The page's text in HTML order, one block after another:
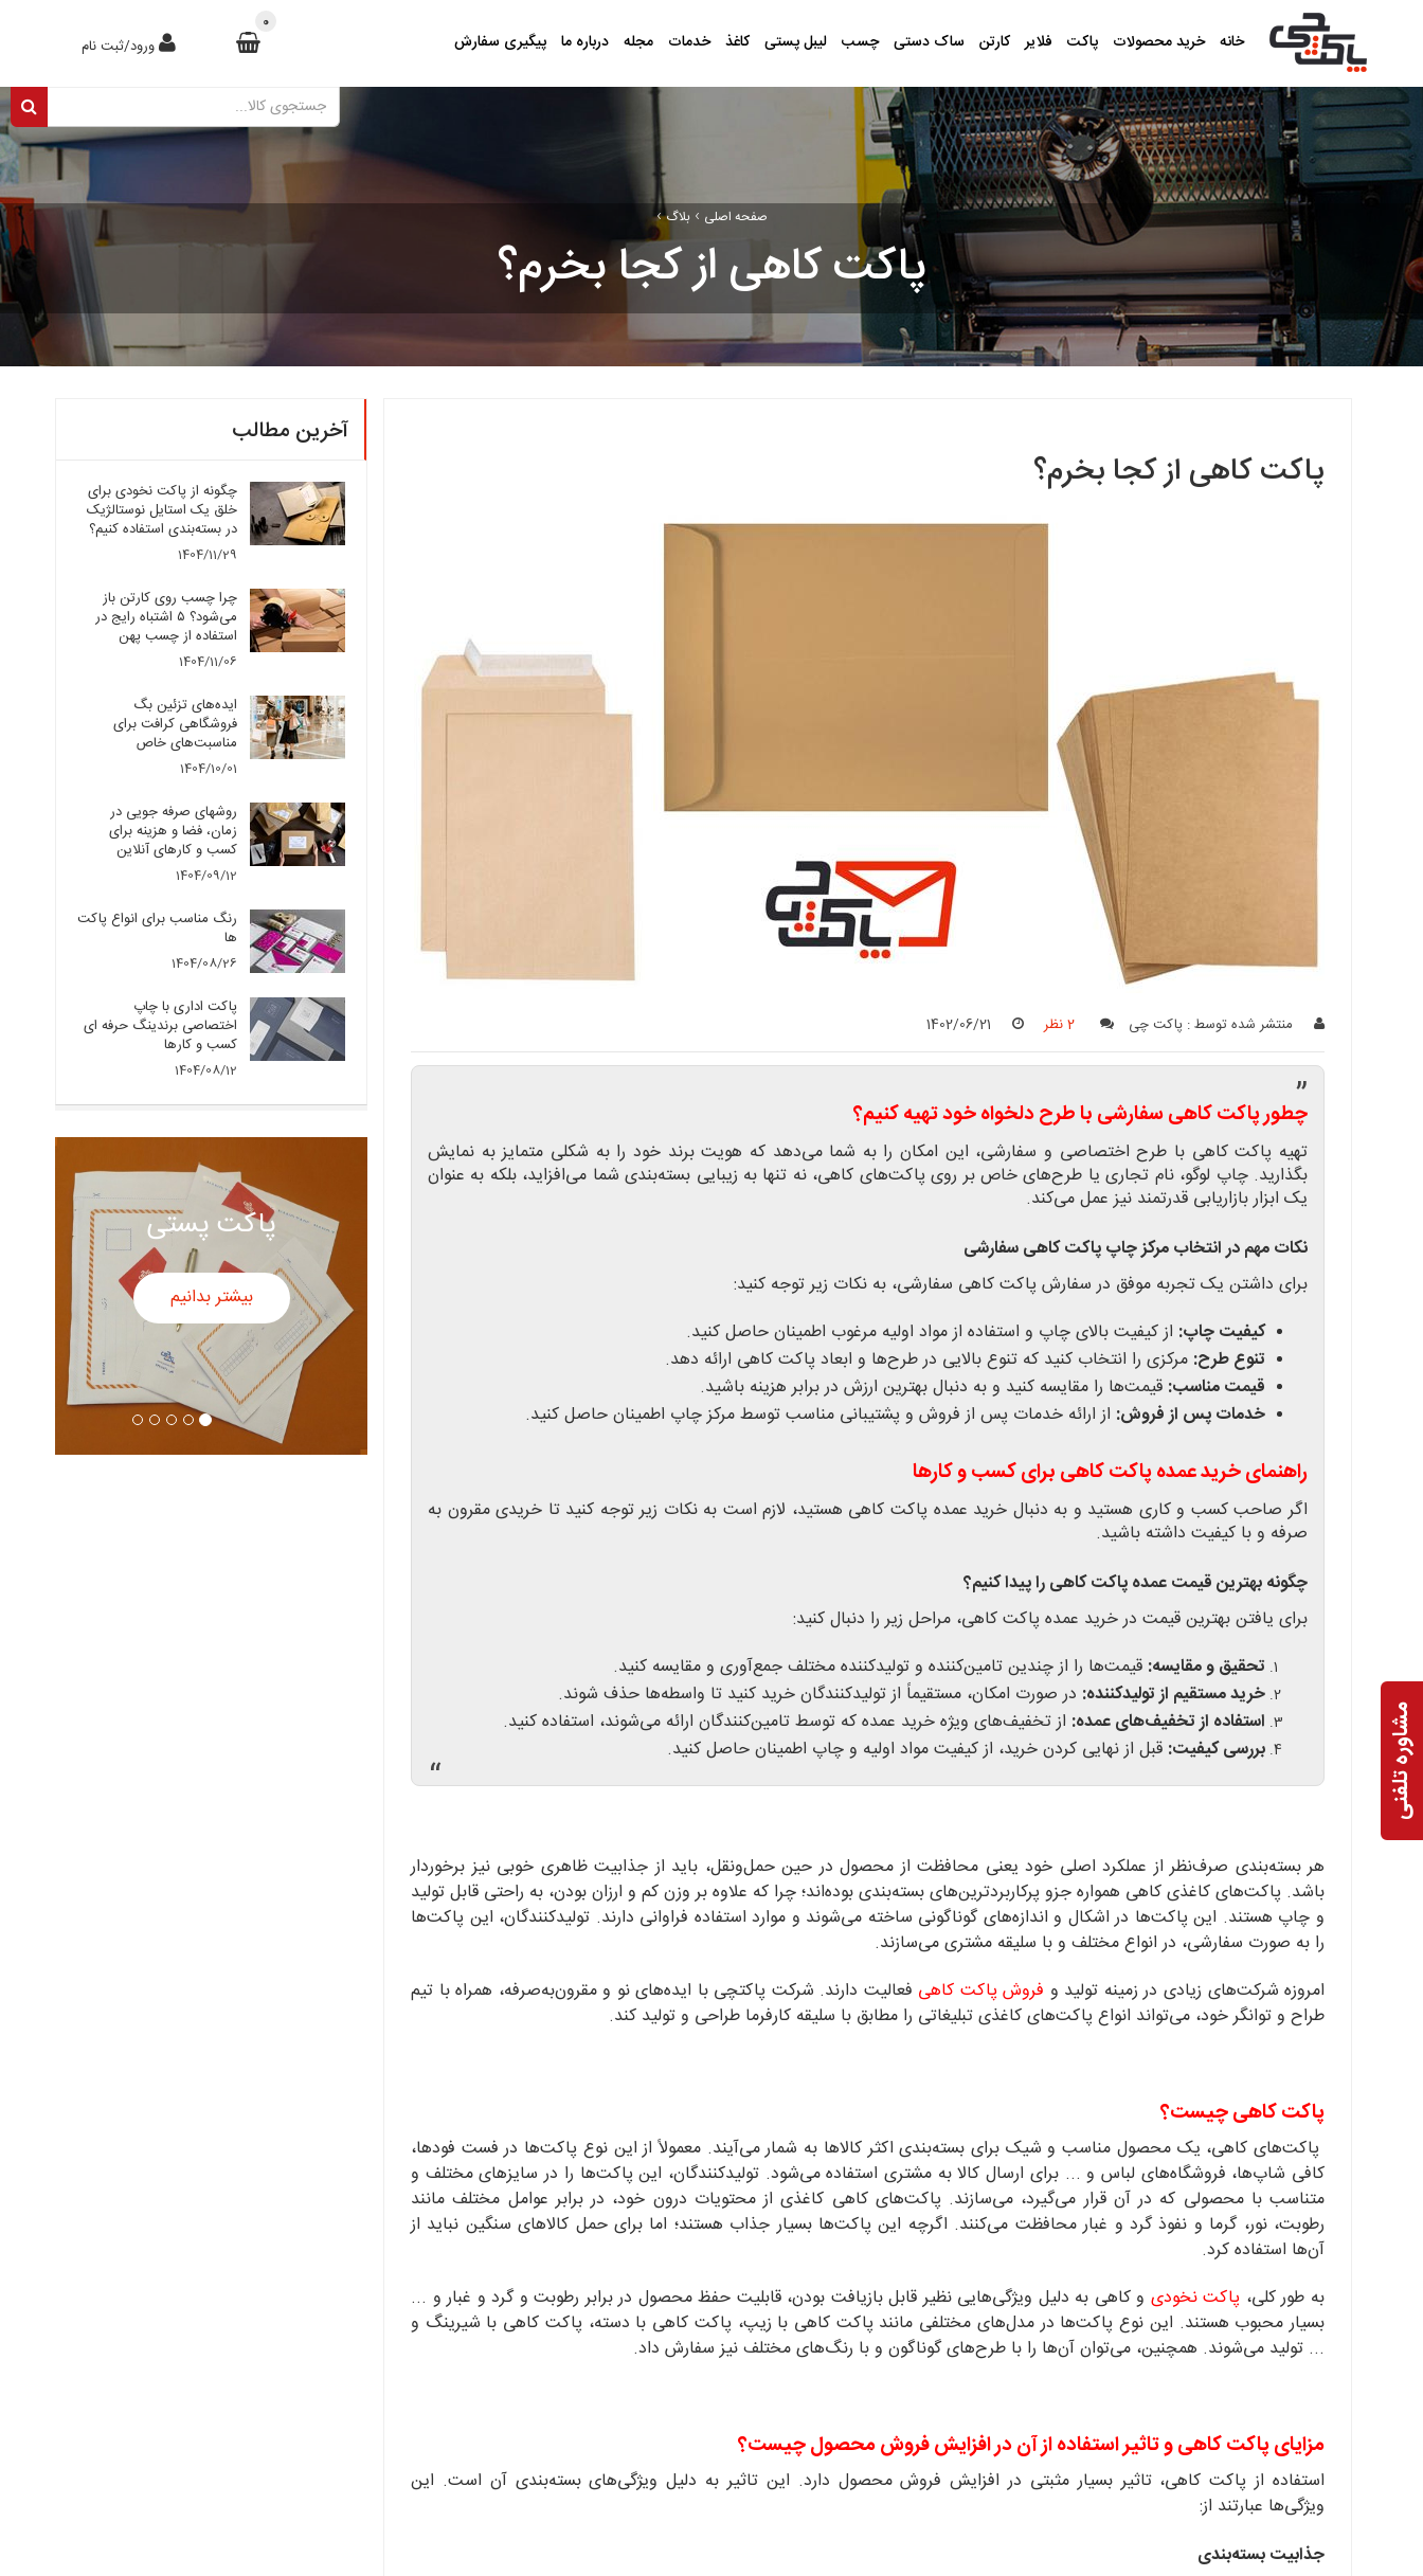
خانه خرید محصولات پاکت فلایر کارتن ساک دستی چسب لیبل پستی کاغذ خدمات مجله درباره ما پیگیری سفارش ورود/ثبت نام
0
صفحه اصلی › بلاگ ›
پاکت کاهی از کجا بخرم؟
پاکت کاهی از کجا بخرم؟
منتشر شده توسط : پاکت چی 2 نظر 1402/06/21
”
چطور پاکت کاهی سفارشی با طرح دلخواه خود تهیه کنیم؟
تهیه پاکت کاهی با طرح اختصاصی و سفارشی، این امکان را به شما می‌دهد که هویت برند خود را به شکلی متمایز به نمایش
بگذارید. چاپ لوگو، نام تجاری یا طرح‌های خاص بر روی پاکت‌های کاهی، نه تنها به زیبایی بسته‌بندی شما می‌افزاید، بلکه به عنوان
یک ابزار بازاریابی قدرتمند نیز عمل می‌کند.
نکات مهم در انتخاب مرکز چاپ پاکت کاهی سفارشی
برای داشتن یک تجربه موفق در سفارش پاکت کاهی سفارشی، به نکات زیر توجه کنید:
کیفیت چاپ: از کیفیت بالای چاپ و استفاده از مواد اولیه مرغوب اطمینان حاصل کنید.
تنوع طرح: مرکزی را انتخاب کنید که تنوع بالایی در طرح‌ها و ابعاد پاکت کاهی ارائه دهد.
قیمت مناسب: قیمت‌ها را مقایسه کنید و به دنبال بهترین ارزش در برابر هزینه باشید.
خدمات پس از فروش: از ارائه خدمات پس از فروش و پشتیبانی مناسب توسط مرکز چاپ اطمینان حاصل کنید.
راهنمای خرید عمده پاکت کاهی برای کسب و کارها
اگر صاحب کسب و کاری هستید و به دنبال خرید عمده پاکت کاهی هستید، لازم است به نکات زیر توجه کنید تا خریدی مقرون به
صرفه و با کیفیت داشته باشید.
چگونه بهترین قیمت عمده پاکت کاهی را پیدا کنیم؟
برای یافتن بهترین قیمت در خرید عمده پاکت کاهی، مراحل زیر را دنبال کنید:
تحقیق و مقایسه: قیمت‌ها را از چندین تامین‌کننده و تولیدکننده مختلف جمع‌آوری و مقایسه کنید.
خرید مستقیم از تولیدکننده: در صورت امکان، مستقیماً از تولیدکنندگان خرید کنید تا واسطه‌ها حذف شوند.
استفاده از تخفیف‌های عمده: از تخفیف‌های ویژه خرید عمده که توسط تامین‌کنندگان ارائه می‌شوند، استفاده کنید.
بررسی کیفیت: قبل از نهایی کردن خرید، از کیفیت مواد اولیه و چاپ اطمینان حاصل کنید.
“
هر بسته‌بندی صرف‌نظر از عملکرد اصلی خود یعنی محافظت از محصول در حین حمل‌ونقل، باید از جذابیت ظاهری خوبی نیز برخوردار
باشد. پاکت‌های کاغذی کاهی همواره جزو پرکاربرد‌ترین‌های بسته‌بندی بوده‌اند؛ چرا که علاوه بر وزن کم و ارزان بودن، به راحتی قابل تولید
و چاپ هستند. این پاکت‌ها در اشکال و اندازه‌های گوناگونی ساخته می‌شوند و موارد استفاده فراوانی دارند. تولیدکنندگان، این پاکت‌ها
را به صورت سفارشی، در انواع مختلف و با سلیقه مشتری می‌سازند.
امروزه شرکت‌های زیادی در زمینه تولید و فروش پاکت کاهی فعالیت دارند. شرکت پاکتچی با ایده‌های نو و مقرون‌به‌صرفه، همراه با تیم
طراح و توانگر خود، می‌تواند انواع پاکت‌های کاغذی تبلیغاتی را مطابق با سلیقه کارفرما طراحی و تولید کند.
پاکت کاهی چیست؟
پاکت‌های کاهی، یک محصول مناسب و شیک برای بسته‌بندی اکثر کالاها به شمار می‌آیند. معمولاً از این نوع پاکت‌ها در فست‌ فود‌ها،
کافی شاپ‌ها، فروشگاه‌های لباس و ... برای ارسال کالا به مشتری استفاده می‌شود. تولید‌کنندگان، این پاکت‌ها را در سایزهای مختلف و
متناسب با محصولی که در آن قرار می‌گیرد، می‌سازند. پاکت‌های کاهی کاغذی از محتویات درون خود، در برابر عوامل مختلف مانند
رطوبت، نور، گرما و نفوذ گرد و غبار محافظت می‌کنند. اگرچه این پاکت‌ها بسیار جذاب هستند؛ اما برای حمل کالاهای سنگین نباید از
آن‌ها استفاده کرد.
به طور کلی، پاکت نخودی و کاهی به دلیل ویژگی‌هایی نظیر قابل بازیافت بودن، قابلیت حفظ محصول در برابر رطوبت و گرد و غبار و ...
بسیار محبوب هستند. این نوع پاکت‌ها در مدل‌های مختلفی مانند پاکت کاهی با زیپ، پاکت کاهی با دسته، پاکت کاهی با شیرینگ و
... تولید می‌شوند. همچنین، می‌توان آن‌ها را با طرح‌های گوناگون و با رنگ‌های مختلف نیز سفارش داد.
مزایای پاکت کاهی و تاثیر استفاده از آن در افزایش فروش محصول چیست؟
استفاده از پاکت کاهی، تاثیر بسیار مثبتی در افزایش فروش محصول دارد. این تاثیر به دلیل ویژگی‌های بسته‌بندی آن است. این
ویژگی‌ها عبارتند از:
جذابیت بسته‌بندی
آخرین مطالب
چگونه از پاکت نخودی برای
خلق یک استایل نوستالژیک
در بسته‌بندی استفاده کنیم؟
1404/11/29
چرا چسب روی کارتن باز
می‌شود؟ ۵ اشتباه رایج در
استفاده از چسب پهن
1404/11/06
ایده‌های تزئین بگ
فروشگاهی کرافت برای
مناسبت‌های خاص
1404/10/01
روشهای صرفه جویی در
زمان، فضا و هزینه برای
کسب و کارهای آنلاین
1404/09/12
رنگ مناسب برای انواع پاکت
ها
1404/08/26
پاکت اداری با چاپ
اختصاصی برندینگ حرفه ای
کسب و کارها
1404/08/12
پاکت سفید
بیشتر بدانیم
مشاوره تلفنی